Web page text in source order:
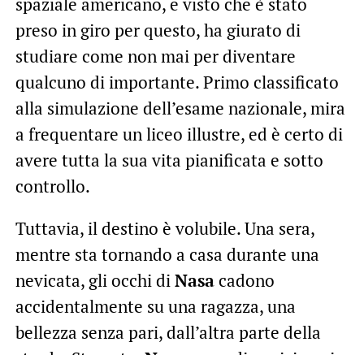
preso in giro per questo, ha giurato di
studiare come non mai per diventare
qualcuno di importante. Primo classificato
alla simulazione dell’esame nazionale, mira
a frequentare un liceo illustre, ed è certo di
avere tutta la sua vita pianificata e sotto
controllo.
Tuttavia, il destino è volubile. Una sera,
mentre sta tornando a casa durante una
nevicata, gli occhi diNasacadono
accidentalmente su una ragazza, una
bellezza senza pari, dall’altra parte della